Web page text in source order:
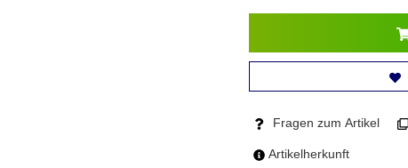
Fragen zum Artikel
Artikelherkunft